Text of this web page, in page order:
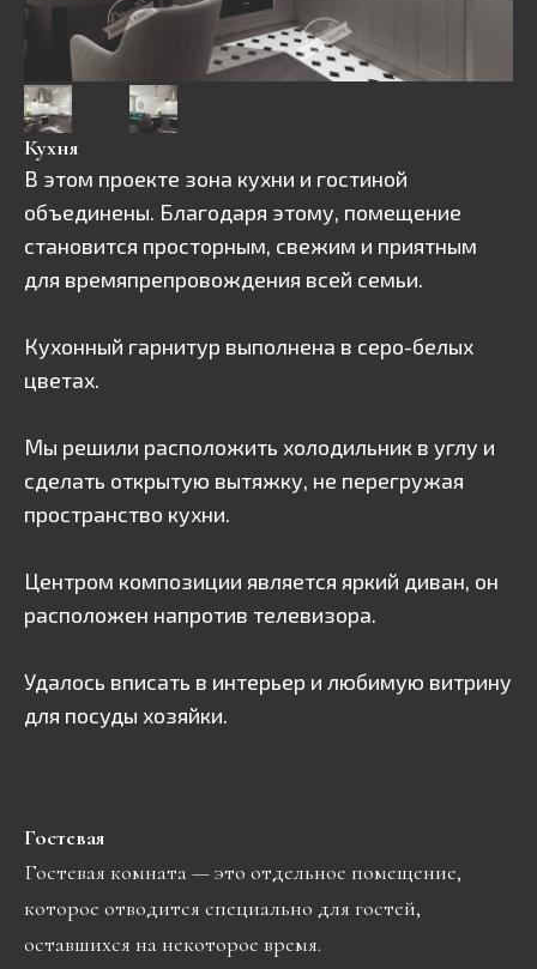
Кухня
В этом проекте зона кухни и гостиной
объединены. Благодаря этому, помещение
становится просторным, свежим и приятным
для времяпрепровождения всей семьи.
Кухонный гарнитур выполнена в серо-белых
цветах.
Мы решили расположить холодильник в углу и
сделать открытую вытяжку, не перегружая
пространство кухни.
Центром композиции является яркий диван, он
расположен напротив телевизора.
Удалось вписать в интерьер и любимую витрину
для посуды хозяйки.
Гостевая
Гостевая комната — это отдельное помещение,
которое отводится специально для гостей,
оставшихся на некоторое время.